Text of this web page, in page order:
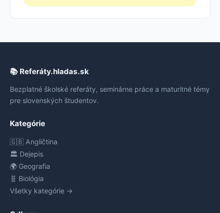
📚 Referáty.hladas.sk
Bezplatné školské referáty, seminárne práce a maturitné témy
pre slovenských študentov.
Kategórie
🇬🇧 Angličtina
🏛️ Dejepis
🌍 Geografia
🧬 Biológia
Všetky kategórie →